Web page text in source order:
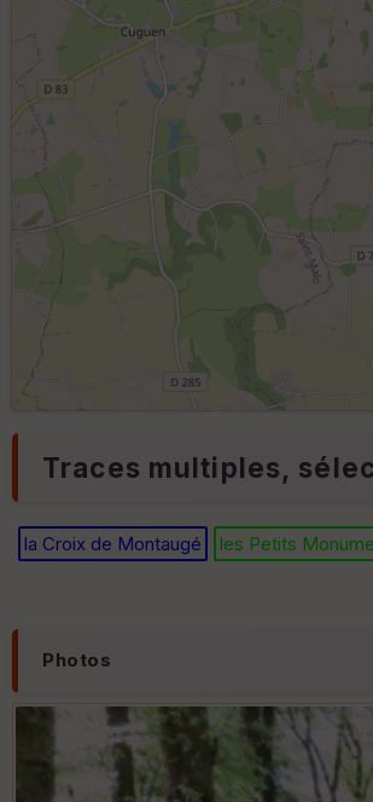
Traces multiples,
la Croix de Montaugé les Petits
Photos